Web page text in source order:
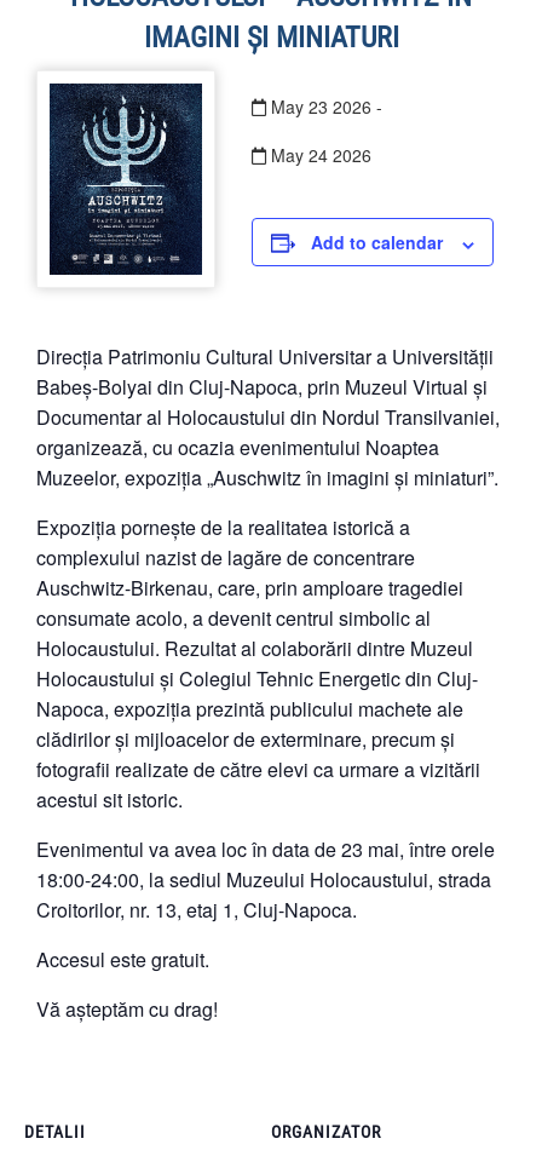
IMAGINI ȘI MINIATURI
May 23 2026 -
May 24 2026
Add to calendar
Direcția Patrimoniu Cultural Universitar a Universității
Babeș-Bolyai din Cluj-Napoca, prin Muzeul Virtual și
Documentar al Holocaustului din Nordul Transilvaniei,
organizează, cu ocazia evenimentului Noaptea
Muzeelor, expoziția „Auschwitz în imagini și miniaturi”.
Expoziția pornește de la realitatea istorică a
complexului nazist de lagăre de concentrare
Auschwitz-Birkenau, care, prin amploare tragediei
consumate acolo, a devenit centrul simbolic al
Holocaustului. Rezultat al colaborării dintre Muzeul
Holocaustului și Colegiul Tehnic Energetic din Cluj-
Napoca, expoziția prezintă publicului machete ale
clădirilor și mijloacelor de exterminare, precum și
fotografii realizate de către elevi ca urmare a vizitării
acestui sit istoric.
Evenimentul va avea loc în data de 23 mai, între orele
18:00-24:00, la sediul Muzeului Holocaustului, strada
Croitorilor, nr. 13, etaj 1, Cluj-Napoca.
Accesul este gratuit.
Vă așteptăm cu drag!
DETALII ORGANIZATOR